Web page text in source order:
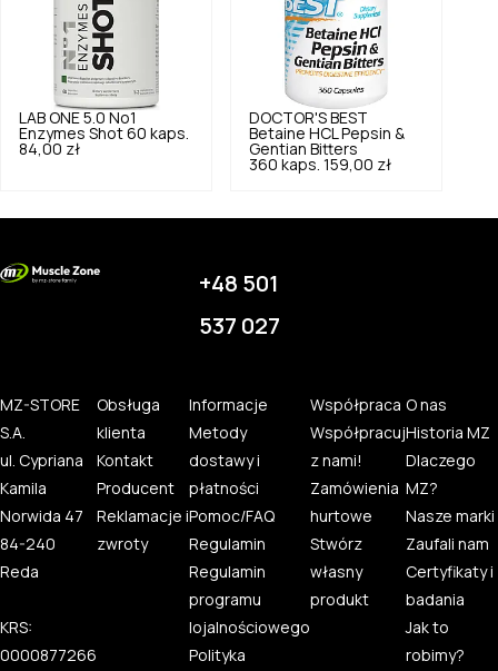
LAB ONE 5.0 No1
Enzymes Shot 60 kaps.
84,00 zł
DOCTOR'S BEST
Betaine HCL Pepsin &
Gentian Bitters
360 kaps. 159,00 zł
+48 501
537 027
MZ-STORE
S.A.
ul. Cypriana
Kamila
Norwida 47
84-240
Reda
KRS:
0000877266
Obsługa
klienta
Kontakt
Producent
Reklamacje i
zwroty
Informacje
Metody
dostawy i
płatności
Pomoc/FAQ
Regulamin
Regulamin
programu
lojalnościowego
Polityka
Współpraca
Współpracuj
z nami!
Zamówienia
hurtowe
Stwórz
własny
produkt
O nas
Historia MZ
Dlaczego
MZ?
Nasze marki
Zaufali nam
Certyfikaty i
badania
Jak to
robimy?